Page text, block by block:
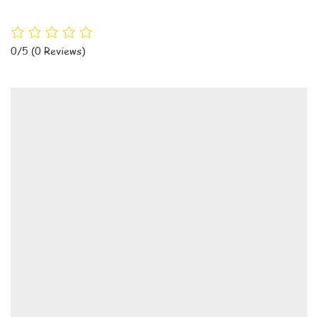
0/5 (0 Reviews)